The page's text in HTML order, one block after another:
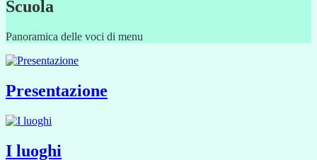
Scuola
Panoramica delle voci di menu
Presentazione
I luoghi